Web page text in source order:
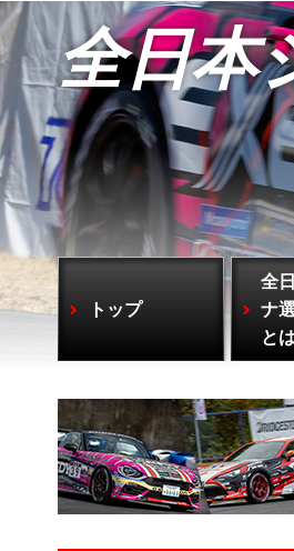
全日本
トップ
全
ナ
と